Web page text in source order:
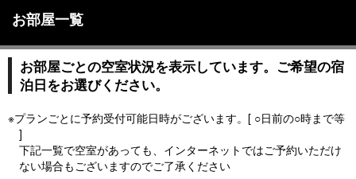
お部屋一覧
お部屋ごとの空室状況を表示しています。ご希望の宿
泊日をお選びください。
※プランごとに予約受付可能日時がございます。[ ○日前の○時まで等
]
下記一覧で空室があっても、インターネットではご予約いただけ
ない場合もございますのでご了承ください